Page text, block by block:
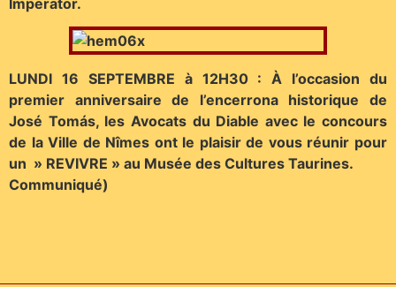
LUNDI 16 SEPTEMBRE à 12H30 : À l’occasion du
premier anniversaire de l’encerrona historique de
José Tomás, les Avocats du Diable avec le concours
de la Ville de Nîmes ont le plaisir de vous réunir pour
un » REVIVRE » au Musée des Cultures Taurines.
Communiqué)